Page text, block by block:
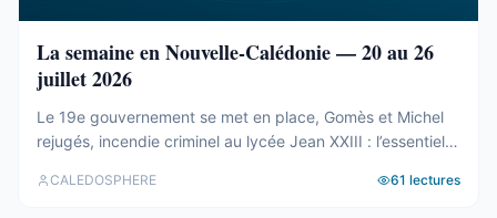
La semaine en Nouvelle-Calédonie — 20 au 26
juillet 2026
Le 19e gouvernement se met en place, Gomès et Michel
rejugés, incendie criminel au lycée Jean XXIII : l’essentiel
CALEDOSPHERE 61 lectures